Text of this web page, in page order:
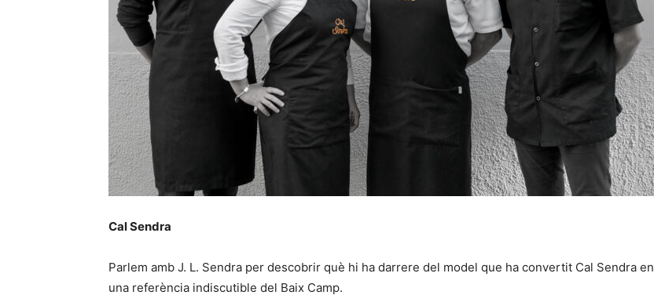
Cal Sendra
Parlem amb J. L. Sendra per descobrir què hi ha darrere del model que ha convertit Cal Sendra en
una referència indiscutible del Baix Camp.